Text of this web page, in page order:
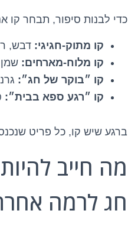
כדי לבנות סיפור, תבחר קו
קו מתוק-חגיגי: דבש,
קו מלוח-מארחים:
קו ״בוקר של חג״:
קו ״רגע ספא בבית״:
ברגע שיש קו, כל פריט
חג לרמה